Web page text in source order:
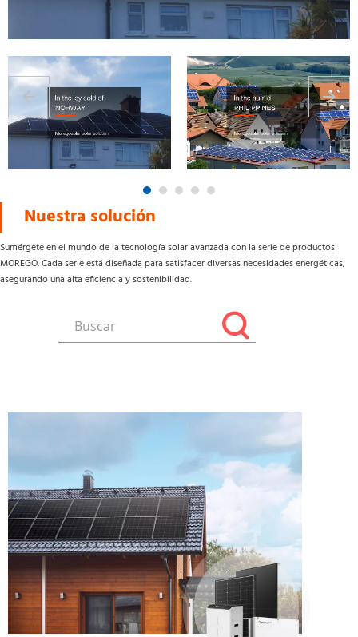
Nuestra solución
Sumérgete en el mundo de la tecnología solar avanzada con la serie de productos
MOREGO. Cada serie está diseñada para satisfacer diversas necesidades energéticas,
asegurando una alta eficiencia y sostenibilidad.